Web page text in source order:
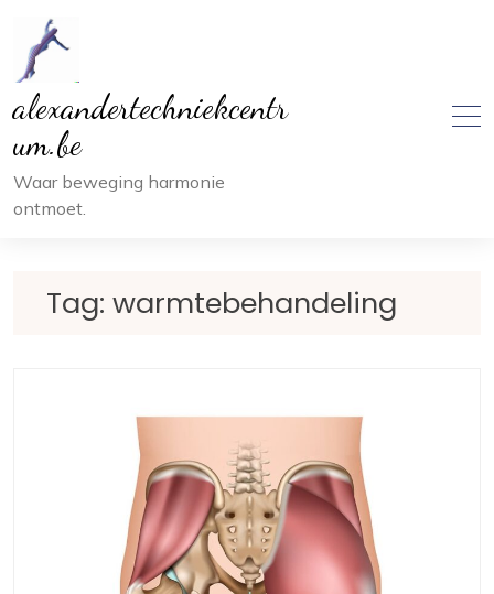
inhoud
alexandertechniekcentr
um.be
Waar beweging harmonie
ontmoet.
Tag: warmtebehandeling